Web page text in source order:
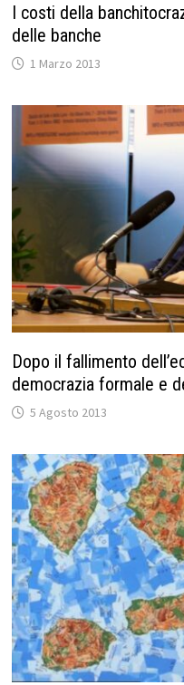
I costi della
delle banche
1 Marzo 2013
Dopo il fallimento
democrazia formale e
5 Agosto 2013